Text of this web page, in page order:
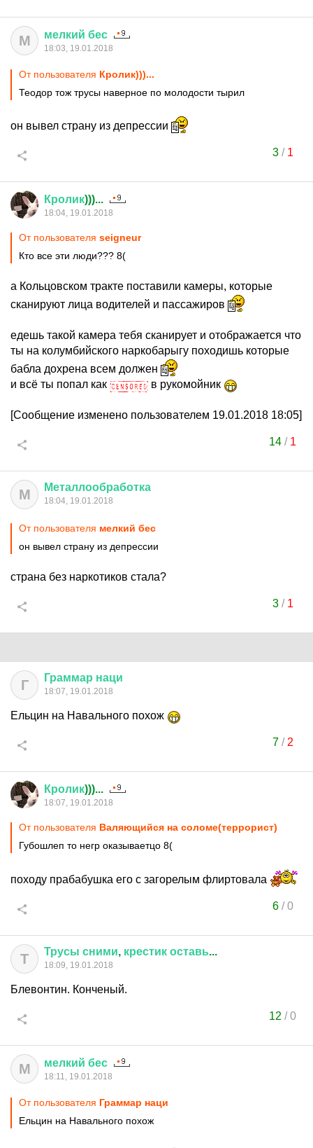
М мелкий бес
18:03, 19.01.2018
От пользователя Кролик)))...
Теодор тож трусы наверное по молодости тырил
он вывел страну из депрессии
3/ 1
Кролик)))...
18:04, 19.01.2018
От пользователя seigneur
Кто все эти люди??? 8(
а Кольцовском тракте поставили камеры, которые
сканируют лица водителей и пассажиров
едешь такой камера тебя сканирует и отображается что
ты на колумбийского наркобарыгу походишь которые
бабла дохрена всем должен
и всё ты попал как
в рукомойник
[Сообщение изменено пользователем 19.01.2018 18:05]
14 / 1
М Металлообработка
18:04, 19.01.2018
От пользователя мелкий бес
он вывел страну из депрессии
страна без наркотиков стала?
3/ 1
Г Граммар наци
18:07, 19.01.2018
Ельцин на Навального похож
7/ 2
Кролик)))...
18:07, 19.01.2018
От пользователя Валяющийся на соломе(террорист)
Губошлеп то негр оказываетцо 8(
походу прабабушка его с загорелым флиртовала
6/0
Т Трусы сними, крестик оставь...
18:09, 19.01.2018
Блевонтин. Конченый.
12 /0
М мелкий бес
18:11, 19.01.2018
От пользователя Граммар наци
Ельцин на Навального похож